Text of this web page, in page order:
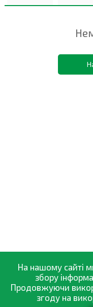
На нашому сайті
збору
Продовжуючи
згоду на